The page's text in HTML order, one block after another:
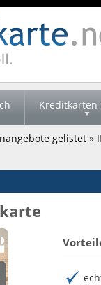
Kreditkarten
gelistet »